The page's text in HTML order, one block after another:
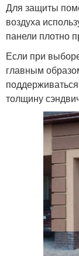
Для защиты
воздуха
панели плотно
Если при
главным
толщину